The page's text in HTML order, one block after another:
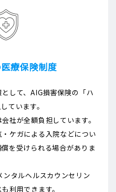
療保険制度
して、AIG損害保険の「ハ
ています。
社が全額負担しています。
ケガによる入院などについ
を受けられる場合がありま
タルヘルスカウンセリン
利用できます。